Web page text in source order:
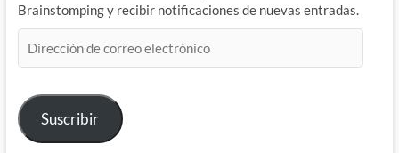
Brainstomping y recibir notificaciones de nuevas entradas.
de
electrónico
Suscribir